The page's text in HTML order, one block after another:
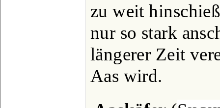
zu weit
nur so stark
längerer Zeit
Aas wird.